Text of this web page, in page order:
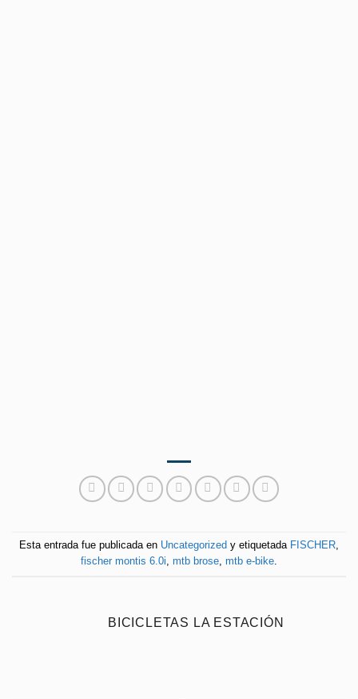
Esta entrada fue publicada en Uncategorized y etiquetada FISCHER,
fischer montis 6.0i, mtb brose, mtb e-bike.
BICICLETAS LA ESTACIÓN